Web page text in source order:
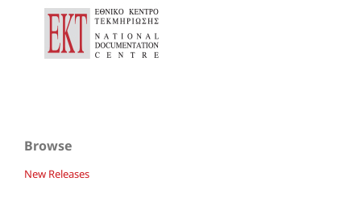
Browse
New Releases